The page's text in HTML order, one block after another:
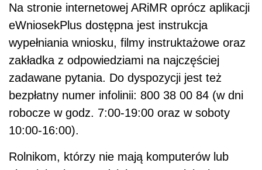
Na stronie internetowej ARiMR oprócz aplikacji
eWniosekPlus dostępna jest instrukcja
wypełniania wniosku, filmy instruktażowe oraz
zakładka z odpowiedziami na najczęściej
zadawane pytania. Do dyspozycji jest też
bezpłatny numer infolinii: 800 38 00 84 (w dni
robocze w godz. 7:00-19:00 oraz w soboty
10:00-16:00).
Rolnikom, którzy nie mają komputerów lub